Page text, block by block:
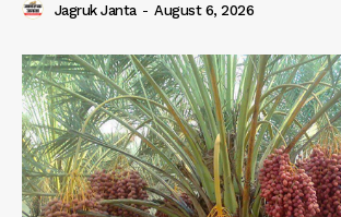
Jagruk Janta - August 6, 2026